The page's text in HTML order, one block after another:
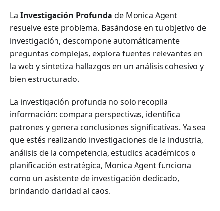
La Investigación Profunda de Monica Agent
resuelve este problema. Basándose en tu objetivo de
investigación, descompone automáticamente
preguntas complejas, explora fuentes relevantes en
la web y sintetiza hallazgos en un análisis cohesivo y
bien estructurado.
La investigación profunda no solo recopila
información: compara perspectivas, identifica
patrones y genera conclusiones significativas. Ya sea
que estés realizando investigaciones de la industria,
análisis de la competencia, estudios académicos o
planificación estratégica, Monica Agent funciona
como un asistente de investigación dedicado,
brindando claridad al caos.